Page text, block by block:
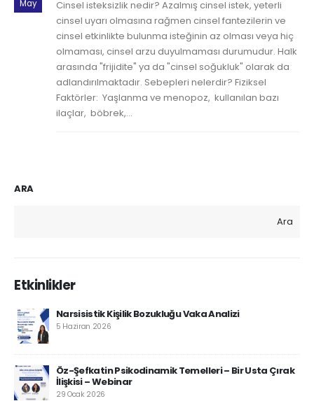
May
Cinsel isteksizlik nedir? Azalmış cinsel istek, yeterli
cinsel uyarı olmasına rağmen cinsel fantezilerin ve
cinsel etkinlikte bulunma isteğinin az olması veya hiç
olmaması, cinsel arzu duyulmaması durumudur. Halk
arasında "frijidite" ya da "cinsel soğukluk" olarak da
adlandırılmaktadır. Sebepleri nelerdir? Fiziksel
Faktörler: Yaşlanma ve menopoz, kullanılan bazı
ilaçlar, böbrek,...
ARA
Ara
Etkinlikler
Narsisistik Kişilik Bozukluğu Vaka Analizi
5 Haziran 2026
Öz-Şefkatin Psikodinamik Temelleri – Bir Usta Çırak
İlişkisi – Webinar
29 Ocak 2026